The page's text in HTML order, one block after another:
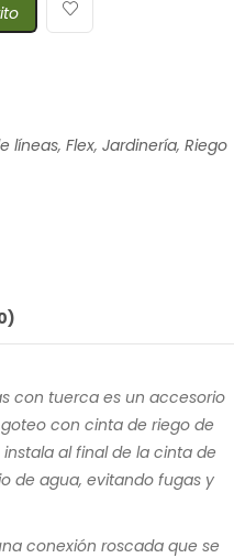
líneas, Flex, Jardinería, Riego
con tuerca es un accesorio
con cinta de riego de
al final de la cinta de
de agua, evitando fugas y
conexión roscada que se